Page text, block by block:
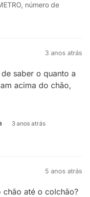
número de
3 anos atrás
saber o quanto a
acima do chão,
3 anos atrás
5 anos atrás
chão até o colchão?